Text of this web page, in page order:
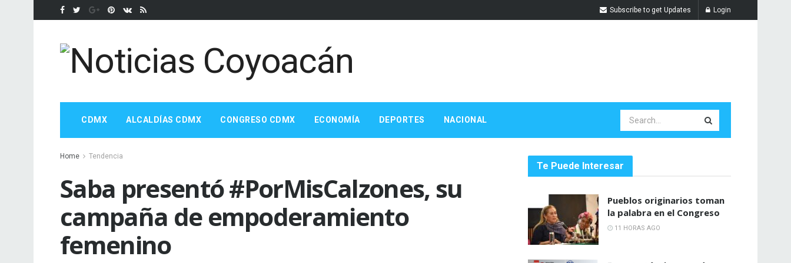
Subscribe to get Updates Login
CDMX ALCALDÍAS CDMX CONGRESO CDMX ECONOMÍA DEPORTES NACIONAL
Home Tendencia
Saba presentó #PorMisCalzones, su
campaña de empoderamiento
femenino
Te Puede Interesar
Pueblos originarios toman
la palabra en el Congreso
11 HORAS AGO